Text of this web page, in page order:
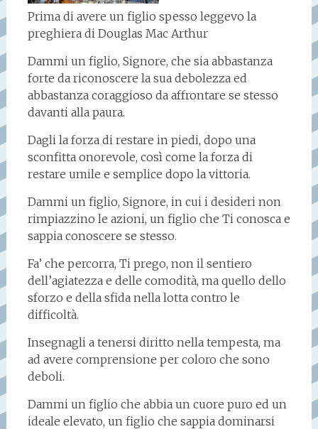
Prima di avere un figlio spesso leggevo la
preghiera di Douglas Mac Arthur
Dammi un figlio, Signore, che sia abbastanza
forte da riconoscere la sua debolezza ed
abbastanza coraggioso da affrontare se stesso
davanti alla paura.
Dagli la forza di restare in piedi, dopo una
sconfitta onorevole, così come la forza di
restare umile e semplice dopo la vittoria.
Dammi un figlio, Signore, in cui i desideri non
rimpiazzino le azioni, un figlio che Ti conosca e
sappia conoscere se stesso.
Fa’ che percorra, Ti prego, non il sentiero
dell’agiatezza e delle comodità, ma quello dello
sforzo e della sfida nella lotta contro le
difficoltà.
Insegnagli a tenersi diritto nella tempesta, ma
ad avere comprensione per coloro che sono
deboli.
Dammi un figlio che abbia un cuore puro ed un
ideale elevato, un figlio che sappia dominarsi